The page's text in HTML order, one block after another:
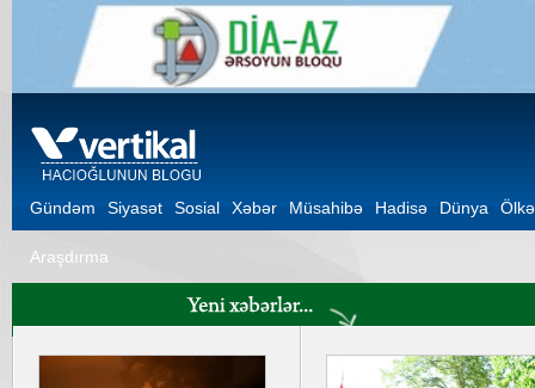
Gündəm Siyasət Sosial Xəbər Müsahibə Hadisə Dünya Ölkə
Araşdırma